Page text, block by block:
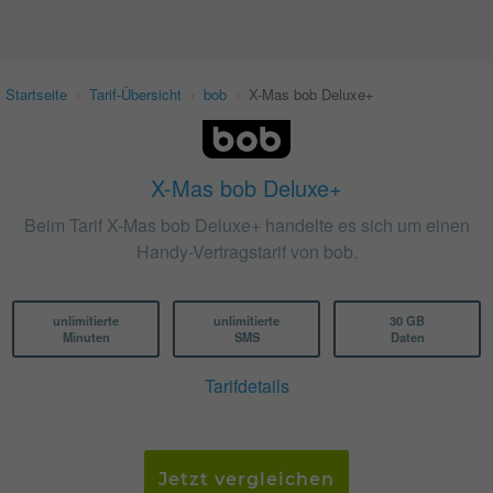
Startseite Tarif-Übersicht bob X-Mas bob Deluxe+
X-Mas bob Deluxe+
Beim Tarif X-Mas bob Deluxe+ handelte es sich um einen
Handy-Vertragstarif von bob.
unlimitierte
Minuten
unlimitierte
SMS
30 GB
Daten
Tarifdetails
Jetzt vergleichen